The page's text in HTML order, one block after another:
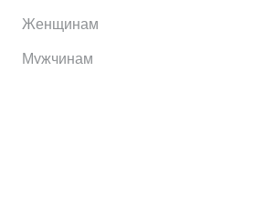
Женщинам
Мужчинам